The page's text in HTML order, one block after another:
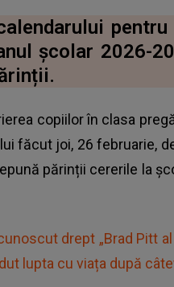
școlar 2026-
copiilor în clasa
făcut joi, 26 februarie,
părinții cererile la
drept „Brad Pitt
lupta cu viața după